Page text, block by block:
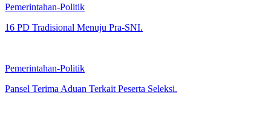
Pemerintahan-Politik
16 PD Tradisional Menuju Pra-SNI.
Pemerintahan-Politik
Pansel Terima Aduan Terkait Peserta Seleksi.